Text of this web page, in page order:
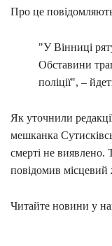
Про це
"У Вінниці
Обставини
поліції", –
Як уточнили
мешканка
смерті не
повідомив місцевий
Читайте новини у